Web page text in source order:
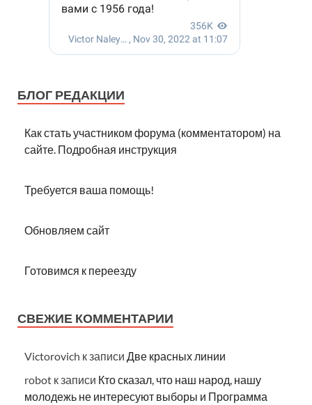
БЛОГ РЕДАКЦИИ
Как стать участником форума (комментатором) на
сайте. Подробная инструкция
Требуется ваша помощь!
Обновляем сайт
Готовимся к переезду
СВЕЖИЕ КОММЕНТАРИИ
Victorovich к записи Две красных линии
robot к записи Кто сказал, что наш народ, нашу
молодежь не интересуют выборы и Программа